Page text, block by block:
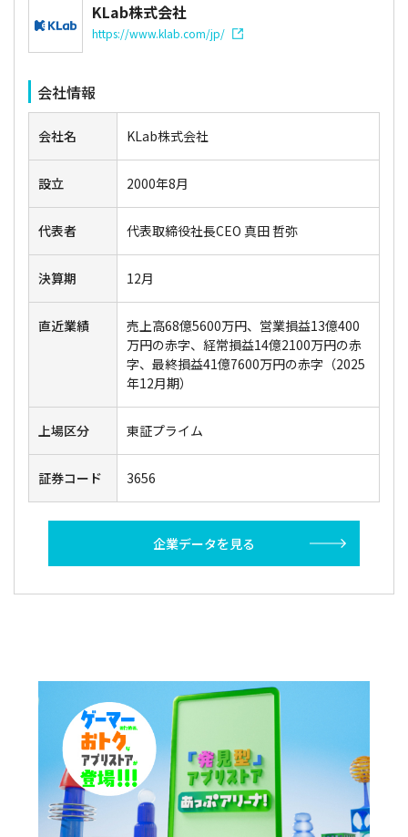
KLab株式会社
https://www.klab.com/jp/
会社情報
会社名 KLab株式会社
設立 2000年8月
代表者 代表取締役社長CEO 真田 哲弥
決算期 12月
直近業績
売上高68億5600万円、営業損益13億400
万円の赤字、経常損益14億2100万円の赤
字、最終損益41億7600万円の赤字（2025
年12月期）
上場区分 東証プライム
証券コード 3656
企業データを見る